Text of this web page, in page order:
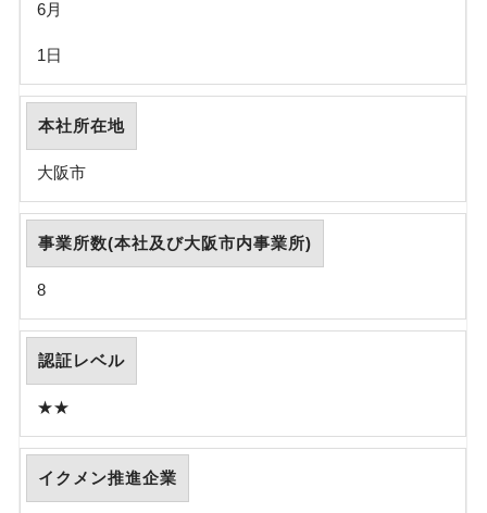
6月
1日
本社所在地
大阪市
事業所数(本社及び大阪市内事業所)
8
認証レベル
★★
イクメン推進企業